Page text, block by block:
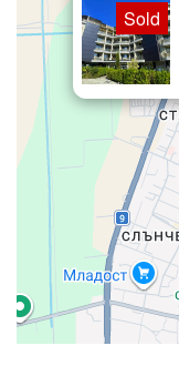
Sold